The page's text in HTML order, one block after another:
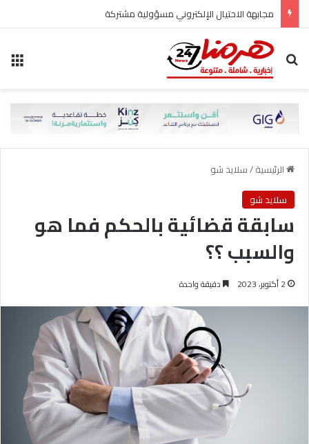
مجابهة الاحتيال الإلكتروني مسؤولية مشتركة
بحث عن
الرئيسية/سلايد شو
سلايد شو
سابقة قضائية بالحكم فما هو
والسبب ؟؟
2 أكتوبر، 2023 دقيقة واحدة